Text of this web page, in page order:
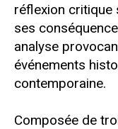
réflexion critique
ses
analyse
événements
contemporaine.
Composée de